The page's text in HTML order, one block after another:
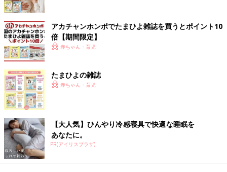
アカチャンホンポでたまひよ雑誌を買うとポイント10
倍【期間限定】
赤ちゃん・育児
たまひよの雑誌
赤ちゃん・育児
【大人気】ひんやり冷感寝具で快適な睡眠を
あなたに。
PR(アイリスプラザ)